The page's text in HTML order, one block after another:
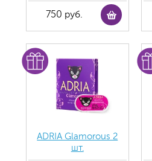
750 руб.
ADRIA Glamorous 2
шт.